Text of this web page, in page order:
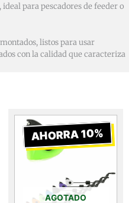
para pescadores de feeder o
listos para usar
con la calidad que caracteriza
AHORRA 10%
AGOTADO
El
precio
original
€23,98.
El